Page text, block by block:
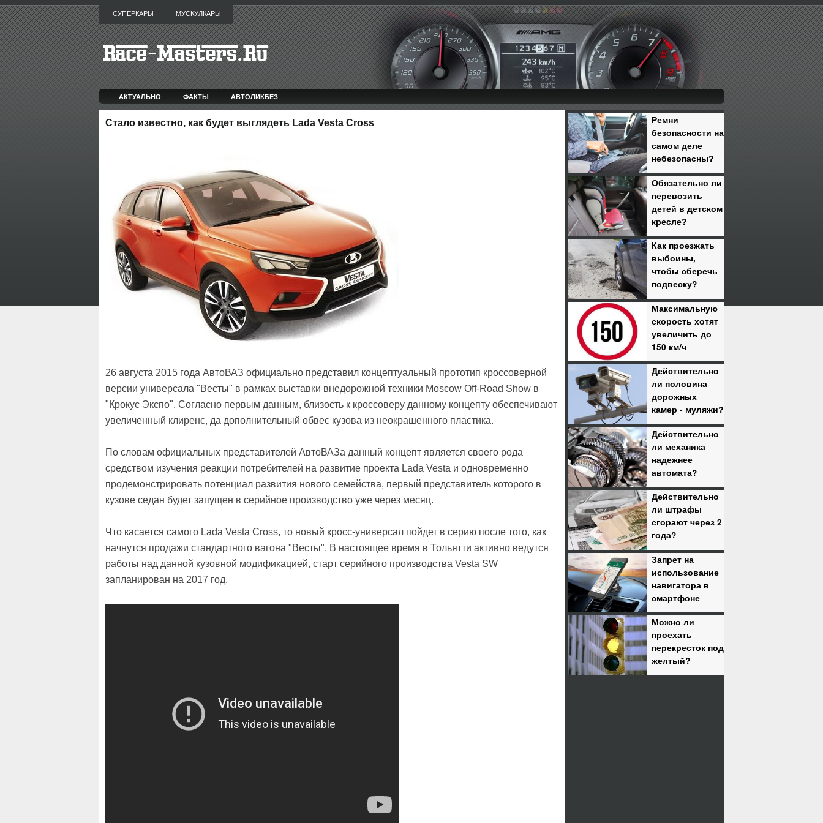
СУПЕРКАРЫ МУСКУЛКАРЫ
АКТУАЛЬНО ФАКТЫ АВТОЛИКБЕЗ
Стало известно, как будет выглядеть Lada Vesta Cross
26 августа 2015 года АвтоВАЗ официально представил концептуальный прототип кроссоверной
версии универсала "Весты" в рамках выставки внедорожной техники Moscow Off-Road Show в
"Крокус Экспо". Согласно первым данным, близость к кроссоверу данному концепту обеспечивают
увеличенный клиренс, да дополнительный обвес кузова из неокрашенного пластика.
По словам официальных представителей АвтоВАЗа данный концепт является своего рода
средством изучения реакции потребителей на развитие проекта Lada Vesta и одновременно
продемонстрировать потенциал развития нового семейства, первый представитель которого в
кузове седан будет запущен в серийное производство уже через месяц.
Что касается самого Lada Vesta Cross, то новый кросс-универсал пойдет в серию после того, как
начнутся продажи стандартного вагона "Весты". В настоящее время в Тольятти активно ведутся
работы над данной кузовной модификацией, старт серийного производства Vesta SW
запланирован на 2017 год.
Ремни
безопасности на
самом деле
небезопасны?
Обязательно ли
перевозить
детей в детском
кресле?
Как проезжать
выбоины,
чтобы сберечь
подвеску?
Максимальную
скорость хотят
увеличить до
150 км/ч
Действительно
ли половина
дорожных
камер - муляжи?
Действительно
ли механика
надежнее
автомата?
Действительно
ли штрафы
сгорают через 2
года?
Запрет на
использование
навигатора в
смартфоне
Можно ли
проехать
перекресток под
желтый?